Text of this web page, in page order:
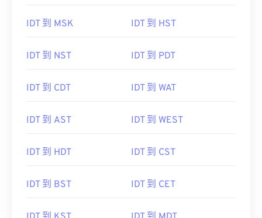
IDT 到 MSK IDT 到 HST
IDT 到 NST IDT 到 PDT
IDT 到 CDT IDT 到 WAT
IDT 到 AST IDT 到 WEST
IDT 到 HDT IDT 到 CST
IDT 到 BST IDT 到 CET